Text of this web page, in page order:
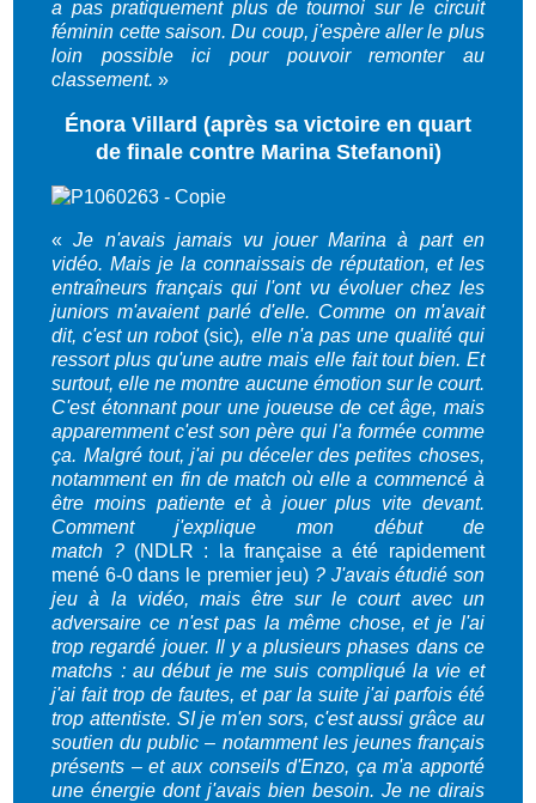
a pas pratiquement plus de tournoi sur le circuit
féminin cette saison. Du coup, j'espère aller le plus
loin possible ici pour pouvoir remonter au
classement.»
Énora Villard (après sa victoire en quart
de finale contre Marina Stefanoni)
«Je n'avais jamais vu jouer Marina à part en
vidéo. Mais je la connaissais de réputation, et les
entraîneurs français qui l'ont vu évoluer chez les
juniors m'avaient parlé d'elle. Comme on m'avait
dit, c'est un robot(sic), elle n'a pas une qualité qui
ressort plus qu'une autre mais elle fait tout bien. Et
surtout, elle ne montre aucune émotion sur le court.
C'est étonnant pour une joueuse de cet âge, mais
apparemment c'est son père qui l'a formée comme
ça. Malgré tout, j'ai pu déceler des petites choses,
notamment en fin de match où elle a commencé à
être moins patiente et à jouer plus vite devant.
Comment j'explique mon début de
match ? (NDLR : la française a été rapidement
mené 6-0 dans le premier jeu) ? J'avais étudié son
jeu à la vidéo, mais être sur le court avec un
adversaire ce n'est pas la même chose, et je l'ai
trop regardé jouer. Il y a plusieurs phases dans ce
matchs : au début je me suis compliqué la vie et
j'ai fait trop de fautes, et par la suite j'ai parfois été
trop attentiste. SI je m'en sors, c'est aussi grâce au
soutien du public – notamment les jeunes français
présents – et aux conseils d'Enzo, ça m'a apporté
une énergie dont j'avais bien besoin. Je ne dirais